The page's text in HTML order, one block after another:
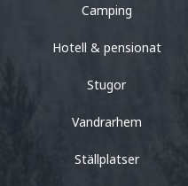
Camping
Hotell & pensionat
Stugor
Vandrarhem
Ställplatser